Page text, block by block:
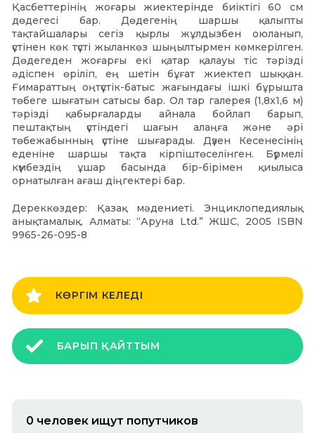
Қасбеттерінің жоғары жиектерінде биіктігі 60 см
дөдегесі бар. Дөдегенің шаршы қалыпты
тақтайшалары сегіз қырлы жұлдызбен оюланып,
үстінен көк түсті жыланкөз шыңылтырмен көмкерілген.
Дөдегеден жоғарғы екі қатар қалауы тіс тәрізді
әдіспен өріліп, ең шетін бұғат жиектеп шыққан.
Ғимараттың оңтүстік-батыс жағындағы ішкі бұрышта
төбеге шығатын сатысы бар. Ол тар галерея (1,8х1,6 м)
тәрізді қабырғаларды айнала бойлап барып,
пештақтың үстіндегі шағын алаңға және әрі
төбежабынның үстіне шығарады. Дүзен Кесенесінің
еденіне шаршы тақта кірпіштөселінген. Бүрмелі
күмбездің ұшар басында бір-бірімен қиылыса
орнатылған ағаш діңгектері бар.
Дереккөздер: Қазақ мәдениеті. Энциклопедиялық
анықтамалық. Алматы: “Аруна Ltd.” ЖШС, 2005 ISBN
9965-26-095-8
КӨРГІМ КЕЛЕДІ
БАРЫП ҚАЙТТЫМ
0 человек ищут попутчиков